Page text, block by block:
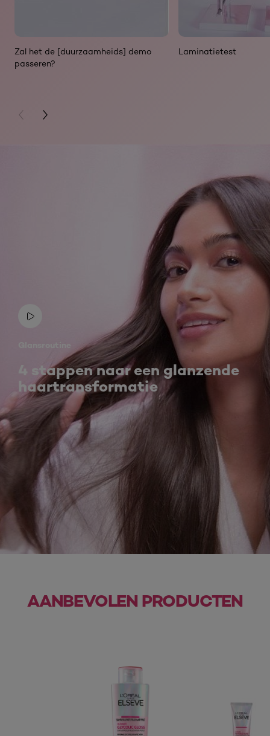
Zal het de [duurzaamheids] demo
passeren?
Laminatietest
PREVIOUS CARD
NEXT CARD
4 stappen naar een glanzende
haartransformatie
AANBEVOLEN PRODUCTEN